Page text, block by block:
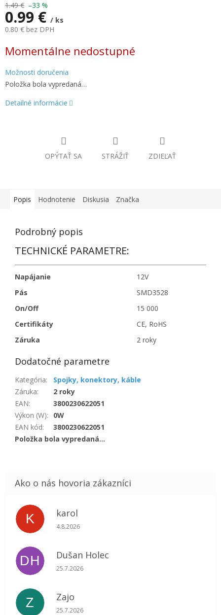
1.49 € –33 %
0.99 € / ks
0.80 € bez DPH
cena:
Momentálne nedostupné
Možnosti doručenia
Položka bola vypredaná…
Detailné informácie
OPÝTAŤ SA STRÁŽIŤ ZDIEĽAŤ
Popis Hodnotenie Diskusia Značka
Podrobný popis
TECHNICKÉ PARAMETRE:
Napájanie
12V
Pás
SMD3528
On/Off
15 000
Certifikáty
CE, RoHS
Záruka
2 roky
Dodatočné parametre
Kategória:
Spojky, konektory, káble
Záruka:
2 roky
EAN:
3800230622051
Výkon (W):
0W
EAN kód:
3800230622051
Položka bola vypredaná…
K karol
Hodnotenie obchodu je 5 z 5 hviezdičiek.
4.8.2026
DH Dušan Holec
Hodnotenie obchodu je 5 z 5 hviezdičiek.
25.7.2026
Z Zajo
Hodnotenie obchodu je 5 z 5 hviezdičiek.
25.7.2026